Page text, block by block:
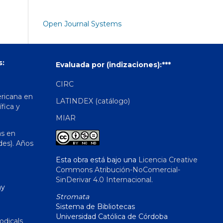
Open Journal Systems
en
y
en
Años
Evaluada por (indizaciones):***
CIRC
LATINDEX (catálogo)
MIAR
Esta obra está bajo una Licencia Creative
Commons Atribución-NoComercial-
SinDerivar 4.0 Internacional.
Stromata
Sistema de Bibliotecas
Universidad Católica de Córdoba